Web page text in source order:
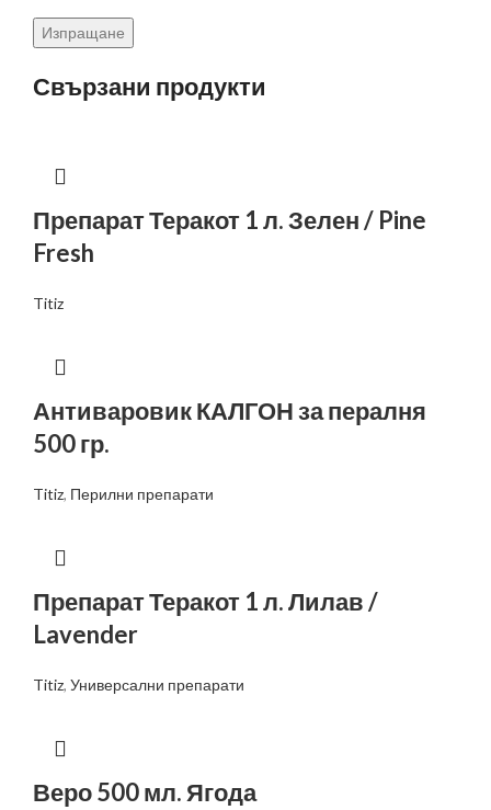
Свързани продукти
Препарат Теракот 1 л. Зелен / Pine
Fresh
Titiz
Антиваровик КАЛГОН за пералня
500 гр.
Titiz, Перилни препарати
Препарат Теракот 1 л. Лилав /
Lavender
Titiz, Универсални препарати
Веро 500 мл. Ягода